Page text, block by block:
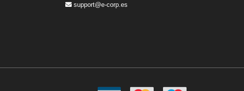
support@e-corp.es